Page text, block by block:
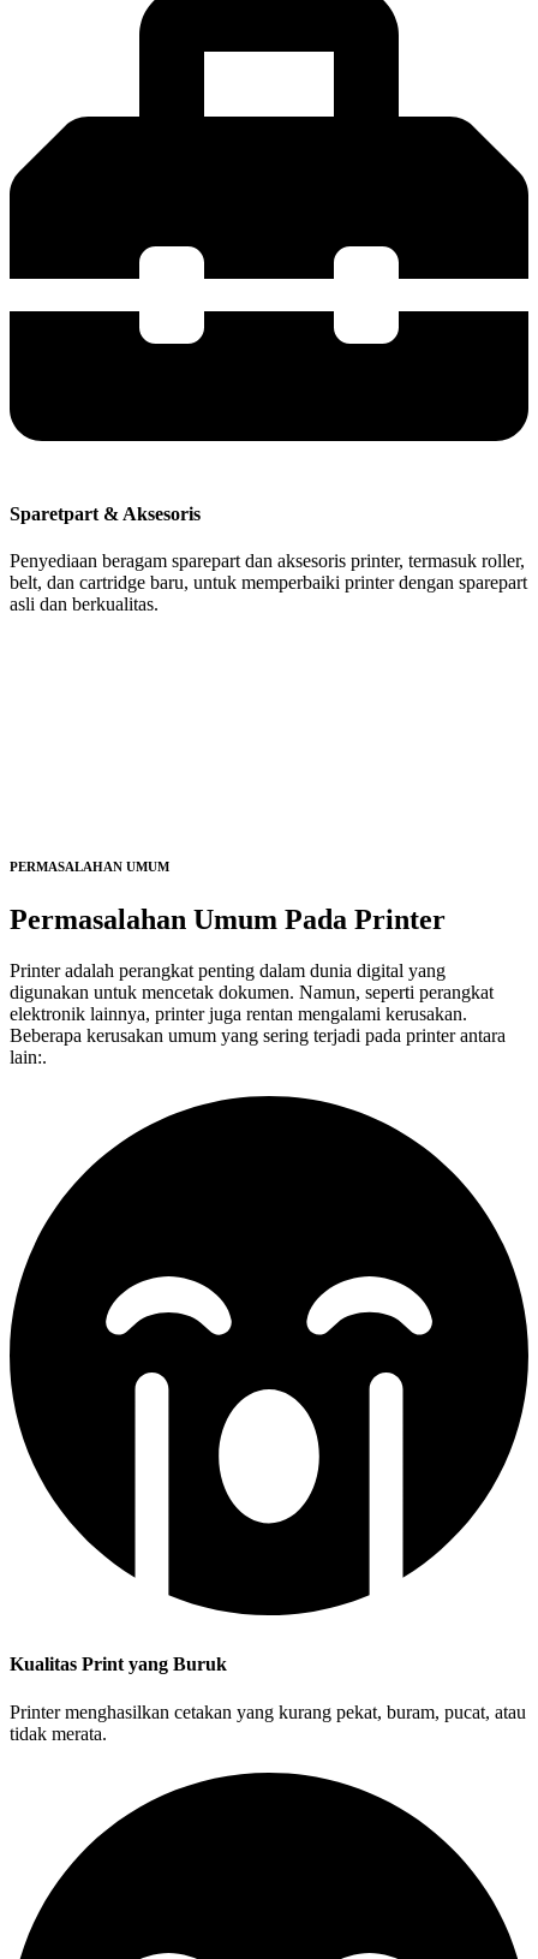
Sparetpart & Aksesoris
Penyediaan beragam sparepart dan aksesoris printer, termasuk roller,
belt, dan cartridge baru, untuk memperbaiki printer dengan sparepart
asli dan berkualitas.
PERMASALAHAN UMUM
Permasalahan Umum Pada Printer
Printer adalah perangkat penting dalam dunia digital yang
digunakan untuk mencetak dokumen. Namun, seperti perangkat
elektronik lainnya, printer juga rentan mengalami kerusakan.
Beberapa kerusakan umum yang sering terjadi pada printer antara
lain:.
Kualitas Print yang Buruk
Printer menghasilkan cetakan yang kurang pekat, buram, pucat, atau
tidak merata.